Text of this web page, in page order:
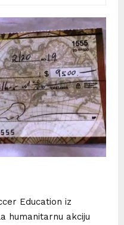
Education iz
humanitarnu akciju